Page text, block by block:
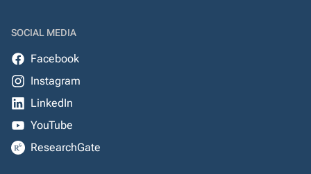
SOCIAL MEDIA
Facebook
Instagram
LinkedIn
YouTube
ResearchGate